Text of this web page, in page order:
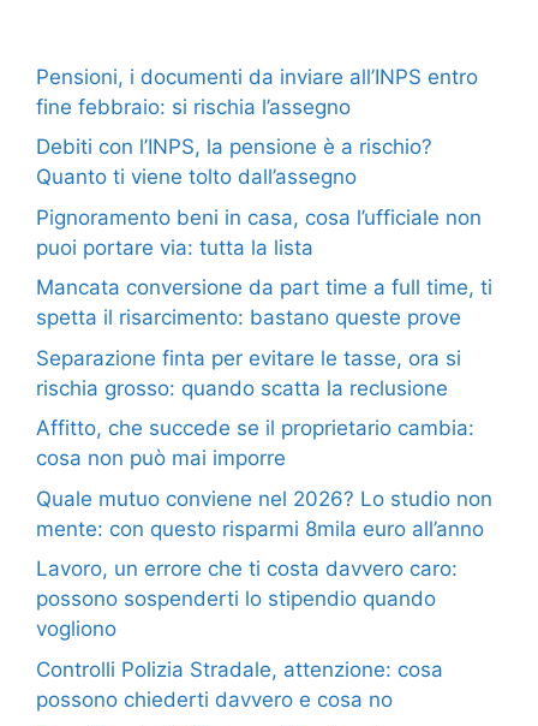
Pensioni, i documenti da inviare all’INPS entro
fine febbraio: si rischia l’assegno
Debiti con l’INPS, la pensione è a rischio?
Quanto ti viene tolto dall’assegno
Pignoramento beni in casa, cosa l’ufficiale non
puoi portare via: tutta la lista
Mancata conversione da part time a full time, ti
spetta il risarcimento: bastano queste prove
Separazione finta per evitare le tasse, ora si
rischia grosso: quando scatta la reclusione
Affitto, che succede se il proprietario cambia:
cosa non può mai imporre
Quale mutuo conviene nel 2026? Lo studio non
mente: con questo risparmi 8mila euro all’anno
Lavoro, un errore che ti costa davvero caro:
possono sospenderti lo stipendio quando
vogliono
Controlli Polizia Stradale, attenzione: cosa
possono chiederti davvero e cosa no